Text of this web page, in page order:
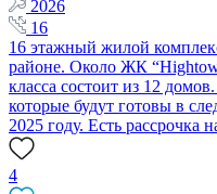
2026
16
16 этажный жилой
районе. Около ЖК
класса состоит из 12
которые будут готовы в
2025 году. Есть
4